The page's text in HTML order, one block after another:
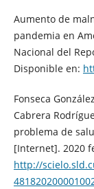
Aumento de
pandemia en
Nacional del
Disponible en:
Fonseca
Cabrera
problema de
[Internet]. 2020
http://